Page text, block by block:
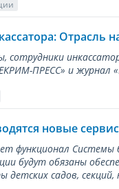
Отрасль
сотрудники
ПРЕСС» и журнал
новые
функционал
будут обязаны
детских садов,